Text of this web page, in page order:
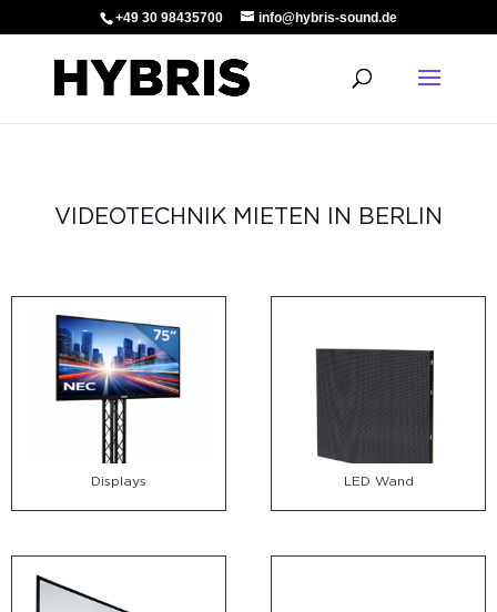
+49 30 98435700 info@hybris-sound.de
VIDEOTECHNIK MIETEN IN BERLIN
Displays LED Wand